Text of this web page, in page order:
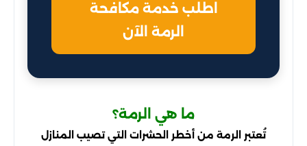
اطلب خدمة مكافحة
الرمة الآن
ما هي الرمة؟
تُعتبر الرمة من أخطر الحشرات التي تصيب المنازل